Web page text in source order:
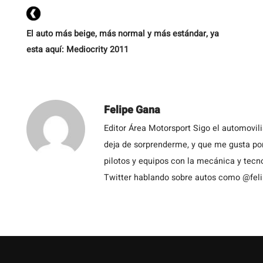
El auto más beige, más normal y más estándar, ya
esta aquí: Mediocrity 2011
Felipe Gana
Editor Área Motorsport Sigo el
deja de sorprenderme, y que me gusta
pilotos y equipos con la mecánica y
Twitter hablando sobre autos como